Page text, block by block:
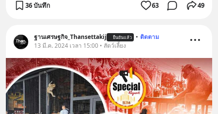
36 บันทึก 63 49
ฐานเศรษฐกิจ_Thansettakij ยืนยันแล้ว • ติดตาม
13 มี.ค. 2024 เวลา 15:00 • สัตว์เลี้ยง